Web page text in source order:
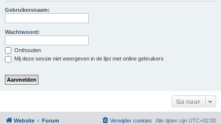
Gebruikersnaam:
Wachtwoord:
Onthouden
Mij deze sessie niet weergeven in de lijst met online gebruikers
Ga naar
Website Forum Alle tijden zijn UTC+02:00
Verwijder cookies